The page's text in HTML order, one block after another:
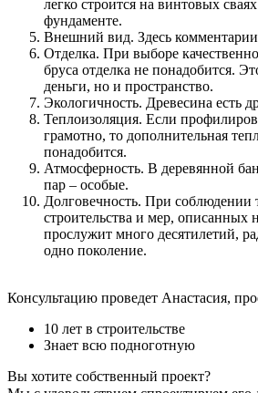
легко строится на винтовых
фундаменте.
Внешний вид. Здесь
Отделка. При выборе
бруса отделка не понадобится.
деньги, но и пространство.
Экологичность. Древесина есть
Теплоизоляция. Если
грамотно, то дополнительная
понадобится.
Атмосферность. В деревянной
пар – особые.
Долговечность. При соблюдении
строительства и мер, описанных
прослужит много десятилетий,
одно поколение.
Консультацию проведет Анастасия,
10 лет в строительстве
Знает всю подноготную
Вы хотите собственный проект?